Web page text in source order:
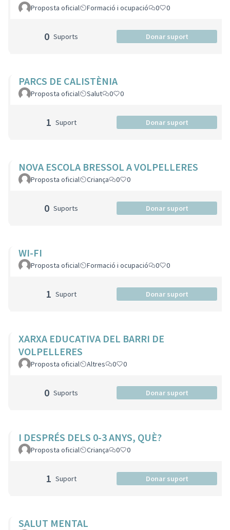
Proposta oficial Formació i ocupació 0 0
0 Suports Donar suport
PARCS DE CALISTÈNIA
Proposta oficial Salut 0 0
1 Suport Donar suport
NOVA ESCOLA BRESSOL A VOLPELLERES
Proposta oficial Criança 0 0
0 Suports Donar suport
WI-FI
Proposta oficial Formació i ocupació 0 0
1 Suport Donar suport
XARXA EDUCATIVA DEL BARRI DE
VOLPELLERES
Proposta oficial Altres 0 0
0 Suports Donar suport
I DESPRÉS DELS 0-3 ANYS, QUÈ?
Proposta oficial Criança 0 0
1 Suport Donar suport
SALUT MENTAL